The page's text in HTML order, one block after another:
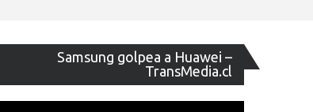
Samsung golpea a Huawei –
TransMedia.cl
de
vídeo